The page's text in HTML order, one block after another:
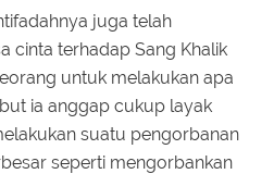
juga telah
cinta terhadap Sang Khalik
untuk melakukan apa
ia anggap cukup layak
suatu pengorbanan
seperti mengorbankan